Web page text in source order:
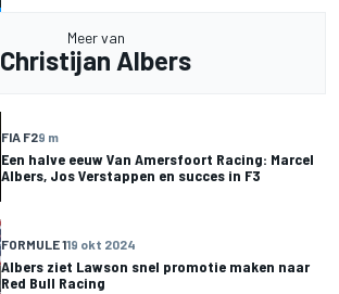
Meer van
Christijan Albers
FIA F29 m
Een halve eeuw Van Amersfoort Racing: Marcel
Albers, Jos Verstappen en succes in F3
FORMULE 119 okt 2024
Albers ziet Lawson snel promotie maken naar
Red Bull Racing